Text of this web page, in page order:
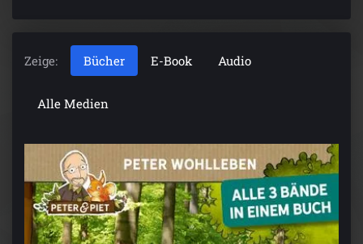
Zeige: Bücher E-Book Audio
Alle Medien